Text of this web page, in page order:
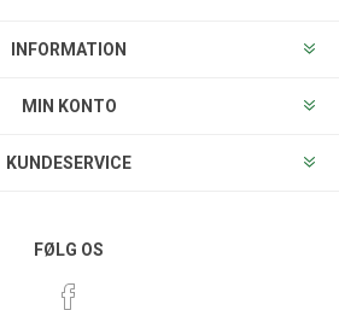
INFORMATION
MIN KONTO
KUNDESERVICE
FØLG OS